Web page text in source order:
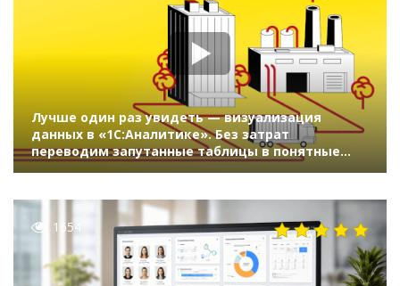
Лучше один раз увидеть — визуализация
данных в «1С:Аналитике». Без затрат
переводим запутанные таблицы в понятные
«1С»)
1654